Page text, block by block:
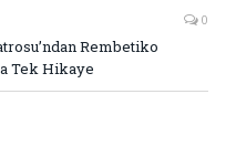
0
Rembetiko
Tek Hikaye